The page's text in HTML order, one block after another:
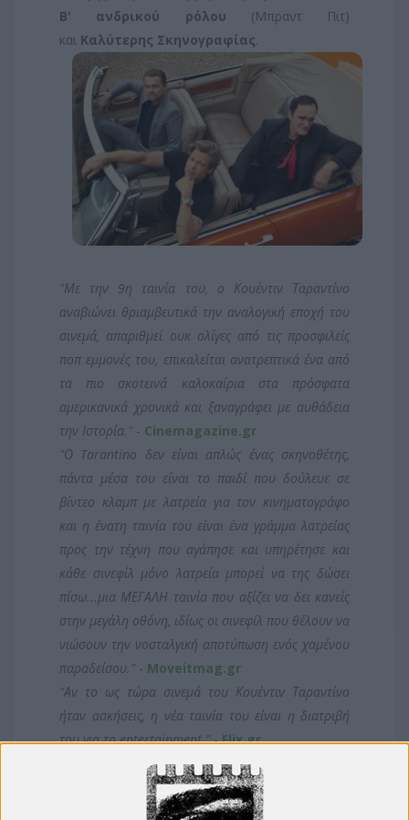
Β' ανδρικού ρόλου (Μπραντ Πιτ)
και Καλύτερης Σκηνογραφίας.
"Με την 9η ταινία του, ο Κουέντιν Ταραντίνο
αναβιώνει θριαμβευτικά την αναλογική εποχή του
σινεμά, απαριθμεί ουκ ολίγες από τις προσφιλείς
ποπ εμμονές του, επικαλείται ανατρεπτικά ένα από
τα πιο σκοτεινά καλοκαίρια στα πρόσφατα
αμερικανικά χρονικά και ξαναγράφει με αυθάδεια
την Ιστορία." - Cinemagazine.gr
"Ο Tarantino δεν είναι απλώς ένας σκηνοθέτης,
πάντα μέσα του είναι το παιδί που δούλευε σε
βίντεο κλαμπ με λατρεία για τον κινηματογράφο
και η ένατη ταινία του είναι ένα γράμμα λατρείας
προς την τέχνη που αγάπησε και υπηρέτησε και
κάθε σινεφίλ μόνο λατρεία μπορεί να της δώσει
πίσω...μια ΜΕΓΑΛΗ ταινία που αξίζει να δει κανείς
στην μεγάλη οθόνη, ιδίως οι σινεφίλ που θέλουν να
νιώσουν την νοσταλγική αποτύπωση ενός χαμένου
παραδείσου." - Moveitmag.gr
"Αν το ως τώρα σινεμά του Κουέντιν Ταραντίνο
ήταν ασκήσεις, η νέα ταινία του είναι η διατριβή
του για το entertainment."-Flix.gr
"Το παιδί που αντί να σπουδάσει σινεμά, "πήγε" στο
σινεμά, τώρα βρήκε τον τρόπο να βγει από το TCU
(Tarantino Cinematic Universe) με την πιο